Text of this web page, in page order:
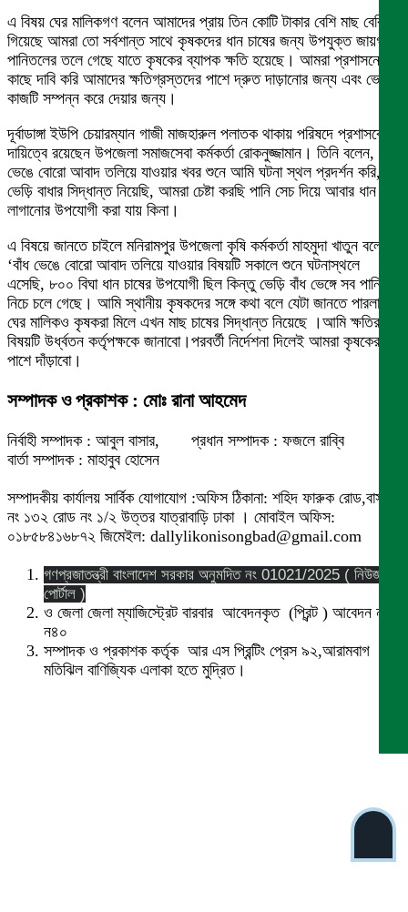
এ বিষয় ঘের মালিকগণ বলেন আমাদের প্রায় তিন কোটি টাকার বেশি মাছ বেরিয়ে
গিয়েছে আমরা তো সর্বশান্ত সাথে কৃষকদের ধান চাষের জন্য উপযুক্ত জায়গাটি
পানিতলের তলে গেছে যাতে কৃষকের ব্যাপক ক্ষতি হয়েছে। আমরা প্রশাসনের
কাছে দাবি করি আমাদের ক্ষতিগ্রস্তদের পাশে দ্রুত দাড়ানোর জন্য এবং ভেড়ির
কাজটি সম্পন্ন করে দেয়ার জন্য।
দূর্বাডাঙ্গা ইউপি চেয়ারম্যান গাজী মাজহারুল পলাতক থাকায় পরিষদে প্রশাসকের
দায়িত্বে রয়েছেন উপজেলা সমাজসেবা কর্মকর্তা রোকনুজ্জামান। তিনি বলেন, ‘বাঁধ
ভেঙে বোরো আবাদ তলিয়ে যাওয়ার খবর শুনে আমি ঘটনা স্থল প্রদর্শন করি,
ভেড়ি বাধার সিদ্ধান্ত নিয়েছি, আমরা চেষ্টা করছি পানি সেচ দিয়ে আবার ধান
লাগানোর উপযোগী করা যায় কিনা।
এ বিষয়ে জানতে চাইলে মনিরামপুর উপজেলা কৃষি কর্মকর্তা মাহমুদা খাতুন বলেন,
‘বাঁধ ভেঙে বোরো আবাদ তলিয়ে যাওয়ার বিষয়টি সকালে শুনে ঘটনাস্থলে
এসেছি, ৮০০ বিঘা ধান চাষের উপযোগী ছিল কিন্তু ভেড়ি বাঁধ ভেঙ্গে সব পানির
নিচে চলে গেছে। আমি স্থানীয় কৃষকদের সঙ্গে কথা বলে যেটা জানতে পারলাম
ঘের মালিকও কৃষকরা মিলে এখন মাছ চাষের সিদ্ধান্ত নিয়েছে ।আমি ক্ষতির
বিষয়টি উর্ধ্বতন কর্তৃপক্ষকে জানাবো।পরবর্তী নির্দেশনা দিলেই আমরা কৃষকের
পাশে দাঁড়াবো।
সম্পাদক ও প্রকাশক : মোঃ রানা আহমেদ
নির্বাহী সম্পাদক : আবুল বাসার, প্রধান সম্পাদক : ফজলে রাব্বি
বার্তা সম্পাদক : মাহাবুব হোসেন
সম্পাদকীয় কার্যালয় সার্বিক যোগাযোগ :অফিস ঠিকানা: শহিদ ফারুক রোড,বাসা
নং ১৩২ রোড নং ১/২ উত্তর যাত্রাবাড়ি ঢাকা । মোবাইল অফিস:
০১৮৫৮৪১৬৮৭২ জিমেইল: dallylikonisongbad@gmail.com
গণপ্রজাতন্ত্রী বাংলাদেশ সরকার অনুমদিত নং 01021/2025 ( নিউজ
পোর্টাল )
ও জেলা জেলা ম্যাজিস্ট্রেট বারবার আবেদনকৃত (প্রিন্ট ) আবেদন নং
ন৪০
সম্পাদক ও প্রকাশক কর্তৃক আর এস প্রিন্টিং প্রেস ৯২,আরামবাগ
মতিঝিল বাণিজ্যিক এলাকা হতে মুদ্রিত।